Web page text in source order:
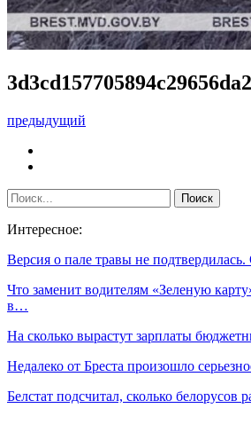
предыдущий
Интересное:
Версия о пале травы не
Что заменит водителям «Зеленую
в…
На сколько вырастут зарплаты
Недалеко от Бреста произошло
Белстат подсчитал, сколько белорусов